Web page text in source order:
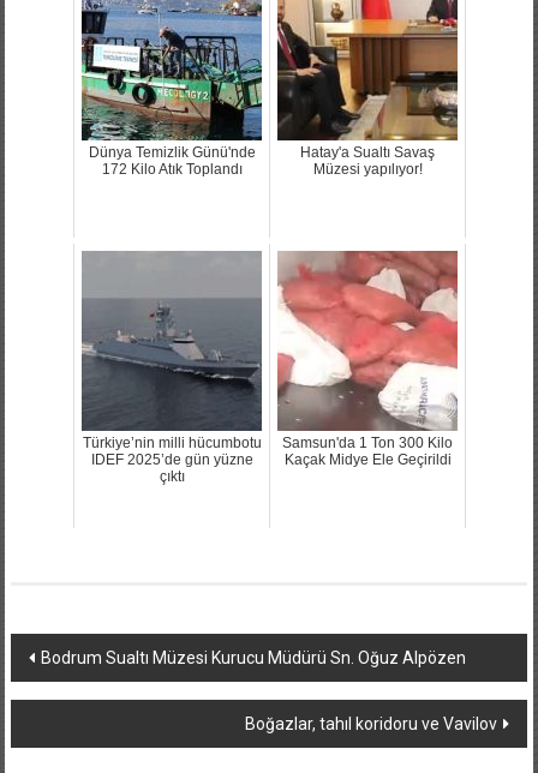
Dünya Temizlik Günü'nde
172 Kilo Atık Toplandı
Hatay'a Sualtı Savaş
Müzesi yapılıyor!
Türkiye’nin milli hücumbotu
IDEF 2025’de gün yüzne
çıktı
Samsun'da 1 Ton 300 Kilo
Kaçak Midye Ele Geçirildi
Yazı
dolaşımı
Bodrum Sualtı Müzesi Kurucu Müdürü Sn. Oğuz Alpözen
Boğazlar, tahıl koridoru ve Vavilov